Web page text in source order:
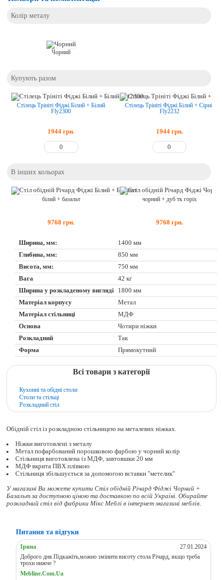
Колір металу
Чорний
Купують разом
Стілець Трініті Фіджі Білий + Білий
Fly2300
1944 грн.
Стілець Трініті Фіджі Білий + Сірий
Fly2232
1944 грн.
В інших кольорах
білий + базальт
9768 грн.
чорний + дуб тк горіх
9768 грн.
Ширина, мм:
1400 мм
Глибина, мм:
850 мм
Висота, мм:
750 мм
Вага
42 кг
Ширина у розкладеному вигляді
1800 мм
Матеріал корпусу
Метал
Матеріал стільниці
МДФ
Основа
Чотири ніжки
Розкладний
Так
Форма
Прямокутний
Всі товари з категорії
Кухонні та обідні столи
Столи та стільці
Розкладний стіл
Обідній стіл із розкладною стільницею на металевих ніжках.
Ніжки виготовлені з металу
Метал пофарбований порошковою фарбою у чорний колір
Стільниця виготовлена із МДФ, завтовшки 20 мм
МДФ вкрита ПВХ плівкою
Стільниця збільшується за допомогою вставки "метелик"
У магазині Ви можете купити Стіл обідній Річард Фіджі Чорний +
Базальт за доступною ціною та доставкою по всій Україні. Обирайте
розкладний стілвід фабрики Мікс Меблі в інтернет магазині меблів.
Питання та відгуки
Ірина
27.01.2024
Доброго дня.Підкажіть,можно змінити висоту стола Річард, якщо треба
трохи нижче ?
Mebline.Com.Ua